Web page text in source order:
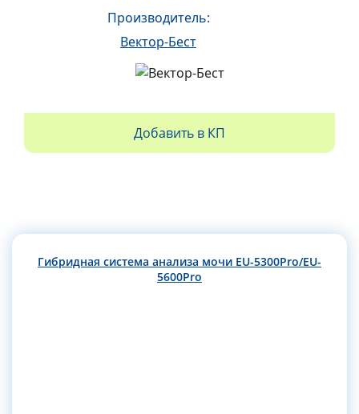
Производитель:
Вектор-Бест
Добавить в КП
Гибридная система анализа мочи EU-5300Pro/EU-
5600Pro